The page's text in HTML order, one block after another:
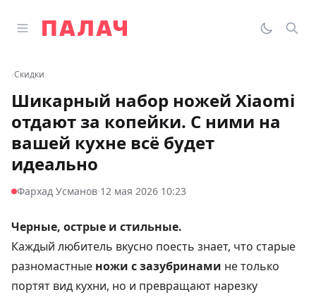
Открыть главное меню
Палач
‹Скидки
Шикарный набор ножей Xiaomi
отдают за копейки. С ними на
вашей кухне всё будет
идеально
Фархад Усманов·12 мая 2026 10:23
Черные, острые и стильные.
Каждый любитель вкусно поесть знает, что старые
разномастные ножи с зазубринами не только
портят вид кухни, но и превращают нарезку